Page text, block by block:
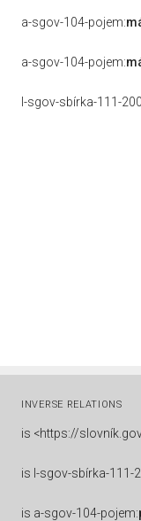
a-sgov-104-pojem:
a-sgov-104-pojem:
l-sgov-sbírka-111-
INVERSE RELATIONS
is <https://
is l-sgov-sbírka-111-
is a-sgov-104-pojem: